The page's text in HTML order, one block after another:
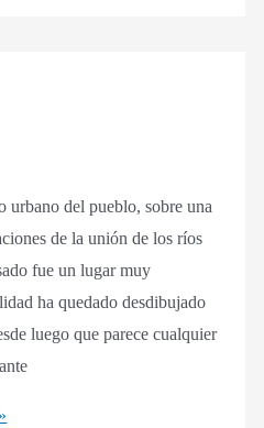
urbano del pueblo, sobre una
de la unión de los ríos
fue un lugar muy
ha quedado desdibujado
luego que parece cualquier